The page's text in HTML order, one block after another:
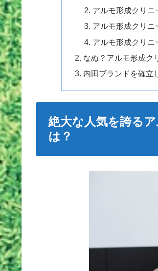
アルモ形成クリニ
アルモ形成クリ
アルモ形成クリ
なぬ？アルモ形成ク
内田ブランドを確立
絶大な人気を誇る
は？